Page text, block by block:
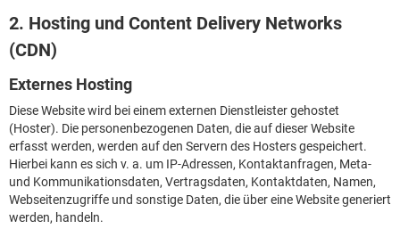
2. Hosting und Content Delivery Networks
(CDN)
Externes Hosting
Diese Website wird bei einem externen Dienstleister gehostet
(Hoster). Die personenbezogenen Daten, die auf dieser Website
erfasst werden, werden auf den Servern des Hosters gespeichert.
Hierbei kann es sich v. a. um IP-Adressen, Kontaktanfragen, Meta-
und Kommunikationsdaten, Vertragsdaten, Kontaktdaten, Namen,
Webseitenzugriffe und sonstige Daten, die über eine Website generiert
werden, handeln.